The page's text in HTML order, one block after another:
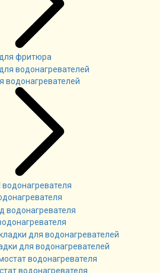
фритюра
водонагревателей
для водонагревателей
водонагревателя